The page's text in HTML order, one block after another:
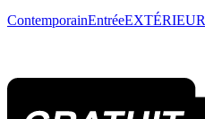
ContemporainEntréeEXTÉRIEUR